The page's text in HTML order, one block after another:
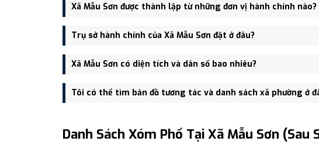
Xã Mẫu Sơn được thành lập từ những đơn vị hành chính nào?
Xã Mẫu Sơn được thành lập trên cơ sở sáp nhập Xã Mẫu Sơn
Trụ sở hành chính của Xã Mẫu Sơn đặt ở đâu?
Trụ sở hành chính mới của Xã Mẫu Sơn đặt tại Trụ sở Đảng ủy,
Xã Mẫu Sơn có diện tích và dân số bao nhiêu?
Xã Mẫu Sơn có Diện tích: 136.04 km², Dân số: 9,655 người, Mật độ
Tôi có thể tìm bản đồ tương tác và danh sách xã phường ở
dịch vụ và du lịch uy tín tại Việt Nam.
Danh Sách Xóm Phố Tại Xã Mẫu Sơn (sau